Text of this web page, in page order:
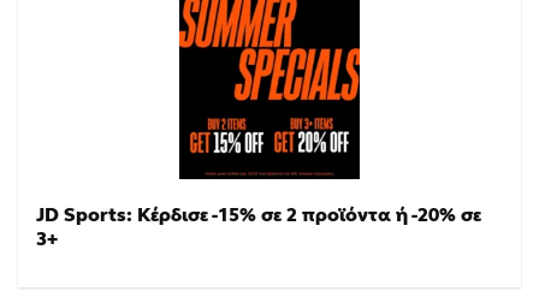
JD Sports: Κέρδισε -15% σε 2 προϊόντα ή -20% σε
3+